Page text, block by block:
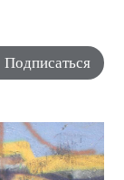
Подписаться